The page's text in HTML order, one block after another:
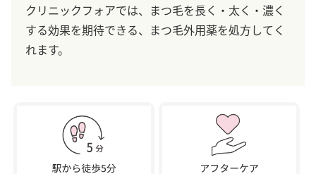
クリニックフォアでは、まつ毛を長く・太く・濃く
する効果を期待できる、まつ毛外用薬を処方してく
れます。